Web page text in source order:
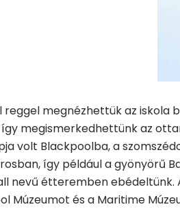
megnézhettük az iskola
megismerkedhettünk az
volt Blackpoolba, a
így például a gyönyörű
nevű étteremben
Múzeumot és a Maritime